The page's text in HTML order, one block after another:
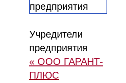
Учредители
предприятия
« ООО ГАРАНТ-
ПЛЮС